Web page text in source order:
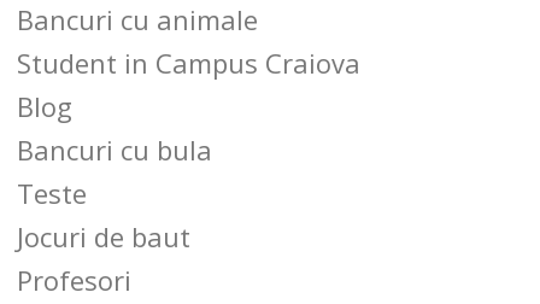
Bancuri cu animale
Student in Campus Craiova
Blog
Bancuri cu bula
Teste
Jocuri de baut
Profesori